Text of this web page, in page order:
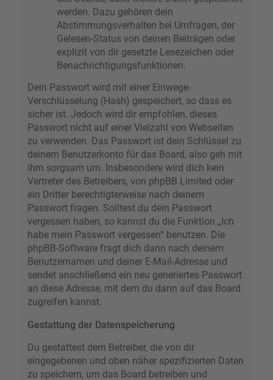
werden. Dazu gehören dein
Abstimmungsverhalten bei Umfragen, der
Gelesen-Status von deinen Beiträgen oder
explizit von dir gesetzte Lesezeichen oder
Benachrichtigungsfunktionen.
Dein Passwort wird mit einer Einwege-
Verschlüsselung (Hash) gespeichert, so dass es
sicher ist. Jedoch wird dir empfohlen, dieses
Passwort nicht auf einer Vielzahl von Webseiten
zu verwenden. Das Passwort ist dein Schlüssel zu
deinem Benutzerkonto für das Board, also geh mit
ihm sorgsam um. Insbesondere wird dich kein
Vertreter des Betreibers, von phpBB Limited oder
ein Dritter berechtigterweise nach deinem
Passwort fragen. Solltest du dein Passwort
vergessen haben, so kannst du die Funktion „Ich
habe mein Passwort vergessen“ benutzen. Die
phpBB-Software fragt dich dann nach deinem
Benutzernamen und deiner E-Mail-Adresse und
sendet anschließend ein neu generiertes Passwort
an diese Adresse, mit dem du dann auf das Board
zugreifen kannst.
Gestattung der Datenspeicherung
Du gestattest dem Betreiber, die von dir
eingegebenen und oben näher spezifizierten Daten
zu speichern, um das Board betreiben und